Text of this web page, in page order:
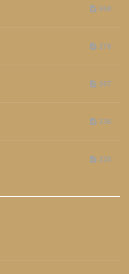
658
276
267
236
235